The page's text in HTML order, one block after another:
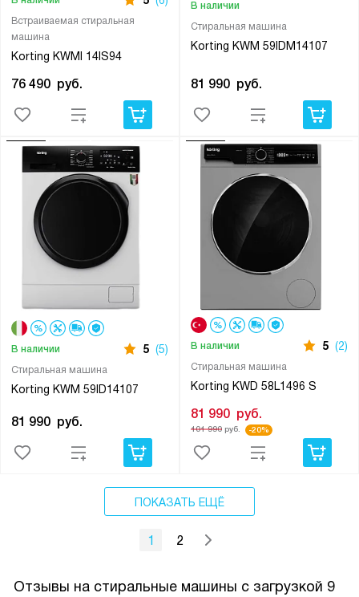
Встраиваемая стиральная
машина
Korting KWMI 14IS94
76 490 руб.
Стиральная машина
Korting KWM 59IDM14107
В наличии
81 990 руб.
Стиральная машина
Korting KWM 59ID14107
В наличии 5 (5)
81 990 руб.
Стиральная машина
Korting KWD 58L1496 S
В наличии 5 (2)
81 990 руб.
101 990руб. -20%
ПОКАЗАТЬ ЕЩЁ
1 2
Отзывы на стиральные машины с загрузкой 9